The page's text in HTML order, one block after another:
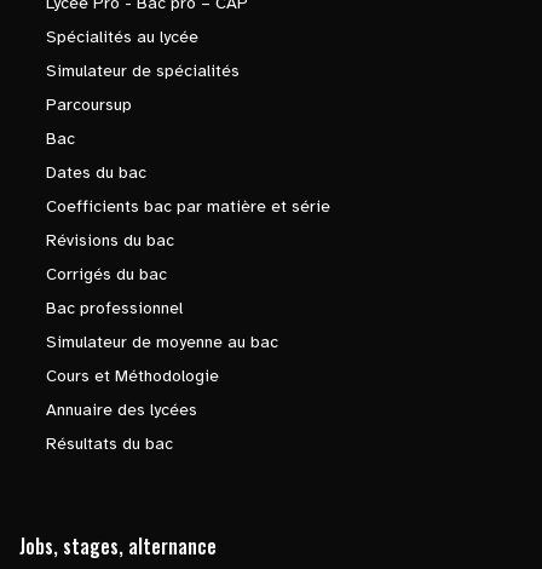
Spécialités au lycée
Simulateur de spécialités
Parcoursup
Bac
Dates du bac
Coefficients bac par matière et série
Révisions du bac
Corrigés du bac
Bac professionnel
Simulateur de moyenne au bac
Cours et Méthodologie
Annuaire des lycées
Résultats du bac
Jobs, stages, alternance